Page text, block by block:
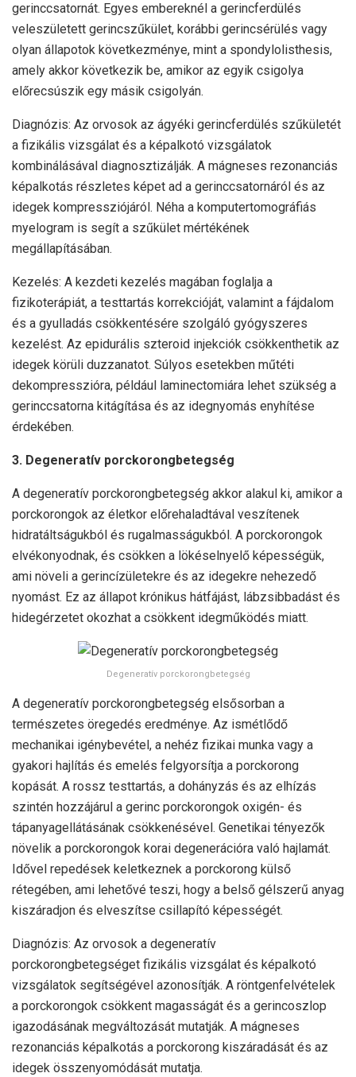
gerinccsatornát. Egyes embereknél a gerincferdülés
veleszületett gerincszűkület, korábbi gerincsérülés vagy
olyan állapotok következménye, mint a spondylolisthesis,
amely akkor következik be, amikor az egyik csigolya
előrecsúszik egy másik csigolyán.
Diagnózis: Az orvosok az ágyéki gerincferdülés szűkületét
a fizikális vizsgálat és a képalkotó vizsgálatok
kombinálásával diagnosztizálják. A mágneses rezonanciás
képalkotás részletes képet ad a gerinccsatornáról és az
idegek kompressziójáról. Néha a komputertomográfiás
myelogram is segít a szűkület mértékének
megállapításában.
Kezelés: A kezdeti kezelés magában foglalja a
fizikoterápiát, a testtartás korrekcióját, valamint a fájdalom
és a gyulladás csökkentésére szolgáló gyógyszeres
kezelést. Az epidurális szteroid injekciók csökkenthetik az
idegek körüli duzzanatot. Súlyos esetekben műtéti
dekompresszióra, például laminectomiára lehet szükség a
gerinccsatorna kitágítása és az idegnyomás enyhítése
érdekében.
3. Degeneratív porckorongbetegség
A degeneratív porckorongbetegség akkor alakul ki, amikor a
porckorongok az életkor előrehaladtával veszítenek
hidratáltságukból és rugalmasságukból. A porckorongok
elvékonyodnak, és csökken a lökéselnyelő képességük,
ami növeli a gerincízületekre és az idegekre nehezedő
nyomást. Ez az állapot krónikus hátfájást, lábzsibbadást és
hidegérzetet okozhat a csökkent idegműködés miatt.
Degeneratív porckorongbetegség
A degeneratív porckorongbetegség elsősorban a
természetes öregedés eredménye. Az ismétlődő
mechanikai igénybevétel, a nehéz fizikai munka vagy a
gyakori hajlítás és emelés felgyorsítja a porckorong
kopását. A rossz testtartás, a dohányzás és az elhízás
szintén hozzájárul a gerinc porckorongok oxigén- és
tápanyagellátásának csökkenésével. Genetikai tényezők
növelik a porckorongok korai degenerációra való hajlamát.
Idővel repedések keletkeznek a porckorong külső
rétegében, ami lehetővé teszi, hogy a belső gélszerű anyag
kiszáradjon és elveszítse csillapító képességét.
Diagnózis: Az orvosok a degeneratív
porckorongbetegséget fizikális vizsgálat és képalkotó
vizsgálatok segítségével azonosítják. A röntgenfelvételek
a porckorongok csökkent magasságát és a gerincoszlop
igazodásának megváltozását mutatják. A mágneses
rezonanciás képalkotás a porckorong kiszáradását és az
idegek összenyomódását mutatja.